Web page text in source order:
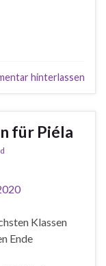
hinterlassen
für Piéla
Klassen
Ende